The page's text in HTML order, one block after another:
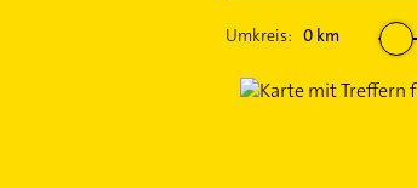
Umkreis: 0km